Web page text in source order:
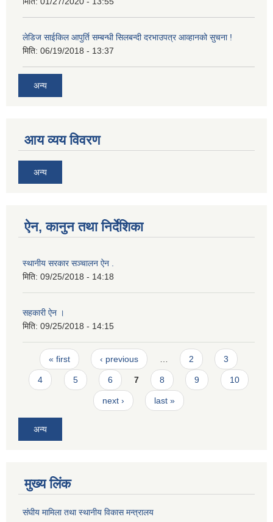
लेडिज साईकिल आपुर्ति सम्बन्धी सिलबन्दी दरभाउपत्र आव्हानको सुचना !
मिति: 06/19/2018 - 13:37
अन्य
आय व्यय विवरण
अन्य
ऐन, कानुन तथा निर्देशिका
स्थानीय सरकार सञ्चालन ऐन .
मिति: 09/25/2018 - 14:18
सहकारी ऐन ।
मिति: 09/25/2018 - 14:15
Pages
« first ‹ previous 2 3
4 5 6 7 8 9 10
next › last »
अन्य
मुख्य लिंक
संघीय मामिला तथा स्थानीय विकास मन्त्रालय